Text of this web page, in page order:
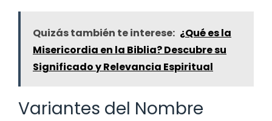
Quizás también te interese: ¿Qué es la
Misericordia en la Biblia? Descubre su
Significado y Relevancia Espiritual
Variantes del Nombre